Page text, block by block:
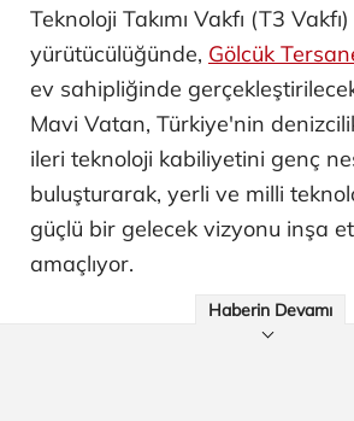
Teknoloji Takımı Vakfı (T3
yürütücülüğünde, Gölcük
ev sahipliğinde
Mavi Vatan, Türkiye'nin
ileri teknoloji kabiliyetini genç
buluşturarak, yerli ve milli
güçlü bir gelecek vizyonu inşa
amaçlıyor.
Haberin Devamı